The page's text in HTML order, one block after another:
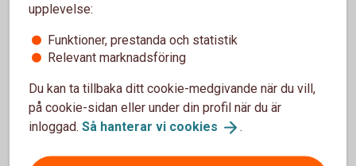
Young family with baby going over finances at home
Hur finansierar du ett
företagsköp?
Ett företagsköp är ofta en stor investering. Med en
genomtänkt finansiering som tar höjd för både köpet
och tiden efter övertagandet skapar du bättre
förutsättningar för en bra start.
upplevelse:
Funktioner, prestanda och statistik
Relevant marknadsföring
Du kan ta tillbaka ditt cookie-medgivande när du vill,
på cookie-sidan eller under din profil när du är
inloggad. Så hanterar vi cookies .